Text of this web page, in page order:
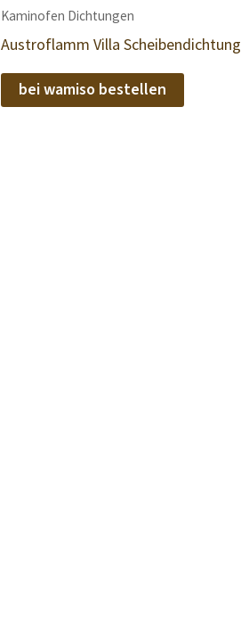
Kaminofen Dichtungen
Austroflamm Villa Scheibendichtung
bei wamiso bestellen